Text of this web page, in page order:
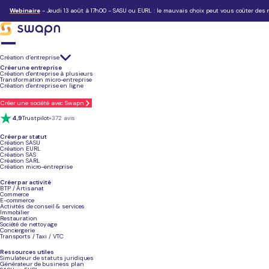
Webinaire- Jeudi 13 août à 17h00 - SASU ou EURL : le mauvais choix peut vous coûter
Création d’entreprise
Créer une entreprise
Création d'entreprise à plusieurs
Transformation micro-entreprise
Création d'entreprise en ligne
Créer une société avec Swapn
4,9Trustpilot+372 avis
Créer par statut
Création SASU
Création EURL
Création SAS
Création SARL
Création micro-entreprise
Créer par activité
BTP / Artisanat
Commerce
E-commerce
Activités de conseil & services
Immobilier
Restauration
Société de nettoyage
Conciergerie
Transports / Taxi / VTC
Ressources utiles
Simulateur de statuts juridiques
Générateur de business plan
Assurance SASU : Que dois-je faire ? (2026)
Temps de lecture :
La souscription d'une assurance professionnelle est obligatoire pour les
pour les autres SASU.
La Responsabilité Civile Professionnelle (RC Pro) est la couverture essentielle
L'assurance multirisque professionnelle protège vos locaux, matériels et stocks
La protection juridique vous aide à couvrir les frais liés aux litiges et procédures
Le président de la SASU peut compléter sa couverture avec une mutuelle
travail.
Les primes d'assurance professionnelle sont généralement déductibles
Créez votre SASU avec Swapn - 0€,
5/5
Grégoire Charroyer